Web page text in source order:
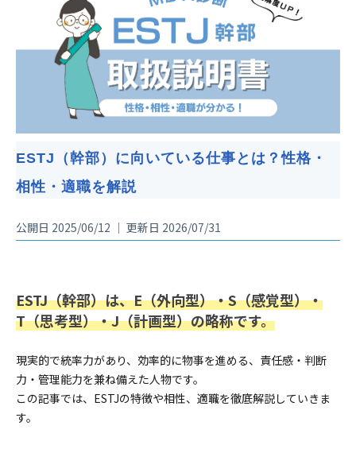
ESTJ（幹部）に向いている仕事とは？性格・
相性・適職を解説
公開日 2025/06/12 ｜ 更新日 2026/07/31
ESTJ（幹部）は、E（外向型）・S（感覚型）・
T（思考型）・J（計画型）の略称です。
現実的で統率力があり、効率的に物事を進める、責任感・判断
力・管理能力を兼ね備えた人物です。
この記事では、ESTJの特徴や相性、適職を徹底解説していきま
す。